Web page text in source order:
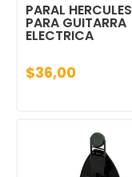
PARAL HERCULES
PARA GUITARRA
ELECTRICA
$36,00